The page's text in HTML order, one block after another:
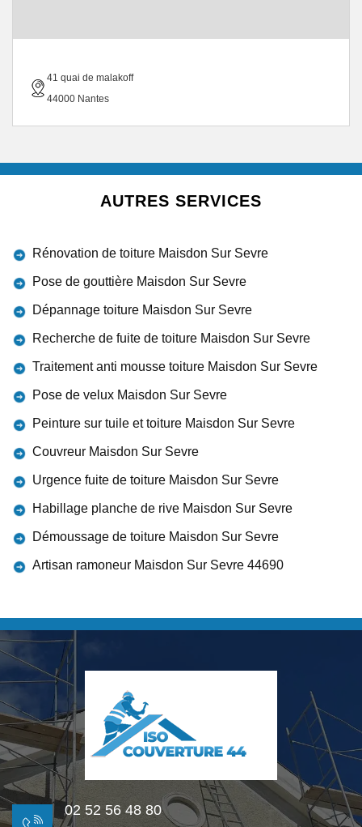
41 quai de malakoff
44000 Nantes
AUTRES SERVICES
Rénovation de toiture Maisdon Sur Sevre
Pose de gouttière Maisdon Sur Sevre
Dépannage toiture Maisdon Sur Sevre
Recherche de fuite de toiture Maisdon Sur Sevre
Traitement anti mousse toiture Maisdon Sur Sevre
Pose de velux Maisdon Sur Sevre
Peinture sur tuile et toiture Maisdon Sur Sevre
Couvreur Maisdon Sur Sevre
Urgence fuite de toiture Maisdon Sur Sevre
Habillage planche de rive Maisdon Sur Sevre
Démoussage de toiture Maisdon Sur Sevre
Artisan ramoneur Maisdon Sur Sevre 44690
02 52 56 48 80